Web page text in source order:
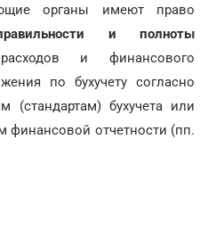
органы имеют право
и полноты
и финансового
по бухучету согласно
(стандартам) бухучета или
финансовой отчетности (пп.